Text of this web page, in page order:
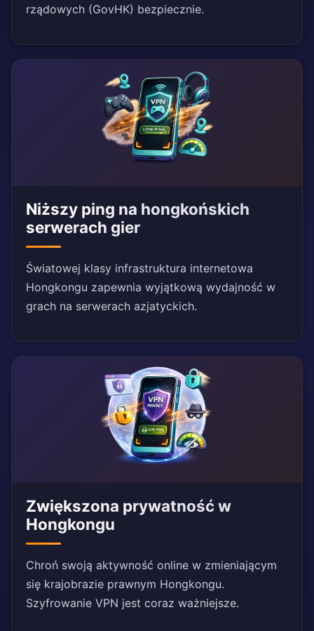
rządowych (GovHK) bezpiecznie.
Niższy ping na hongkońskich
serwerach gier
Światowej klasy infrastruktura internetowa
Hongkongu zapewnia wyjątkową wydajność w
grach na serwerach azjatyckich.
Zwiększona prywatność w
Hongkongu
Chroń swoją aktywność online w zmieniającym
się krajobrazie prawnym Hongkongu.
Szyfrowanie VPN jest coraz ważniejsze.